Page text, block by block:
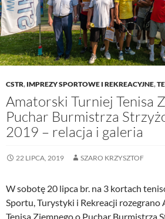
CSTR, IMPREZY SPORTOWE I REKREACYJNE,
Amatorski Turniej Tenisa
Puchar Burmistrza
2019 – relacja i galeria
22 LIPCA, 2019 SZARO KRZYSZTOF
W sobotę 20 lipca br. na 3 kortach
Sportu, Turystyki i Rekreacji rozegrano
Tenisa Ziemnego o Puchar Burmistrza